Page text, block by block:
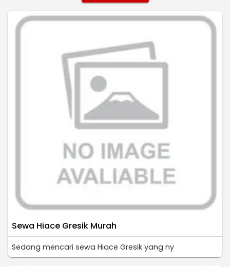
Sewa Hiace Gresik Murah
Sedang mencari sewa Hiace Gresik yang ny